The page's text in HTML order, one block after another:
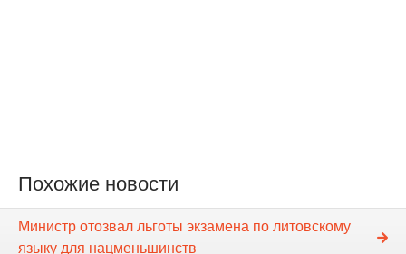
Похожие новости
Министр отозвал льготы экзамена по литовскому
языку для нацменьшинств